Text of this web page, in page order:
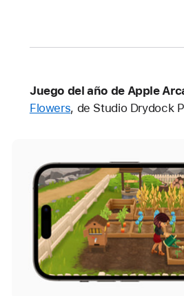
Juego del año de Apple
Flowers, de Studio Drydock